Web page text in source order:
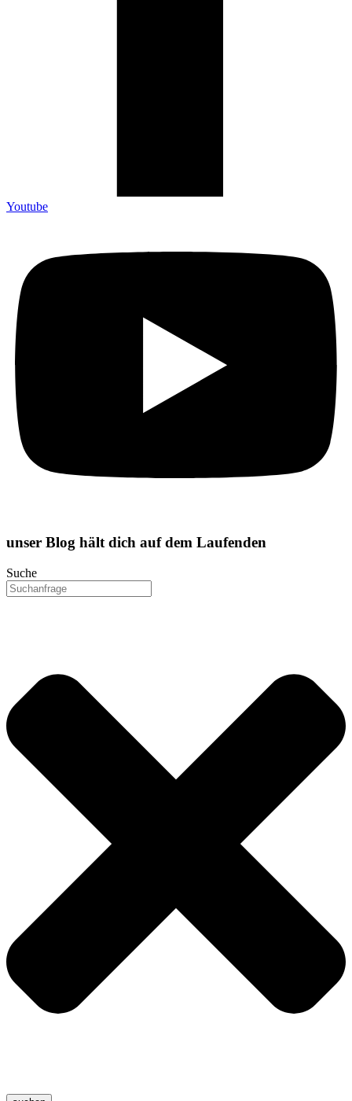
Youtube
unser Blog hält dich auf dem Laufenden
Suche